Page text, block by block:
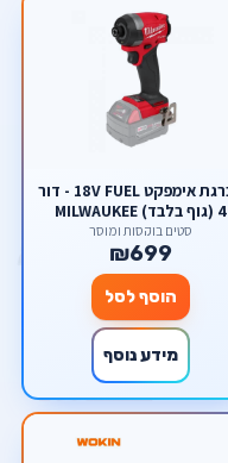
מברגת אימפקט 18V FUEL - דור
4 (גוף בלבד) MILWAUKEE
סטים בוקסות ומוסך
₪699
הוסף לסל
מידע נוסף